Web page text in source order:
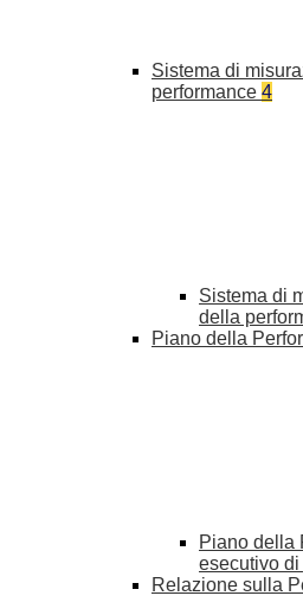
Sistema di
performance 4
Sistema di
della
Piano della
Piano della
esecutivo
Relazione sulla